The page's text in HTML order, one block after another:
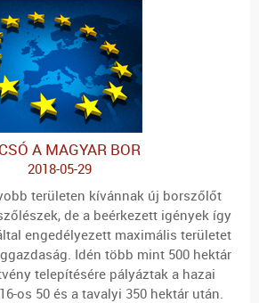
A MAGYAR BOR
2018-05-29
területen kívánnak új borszőlőt
de a beérkezett igények így
engedélyezett maximális területet
Idén több mint 500 hektár
telepítésére pályáztak a hazai
os 50 és a tavalyi 350 hektár után.